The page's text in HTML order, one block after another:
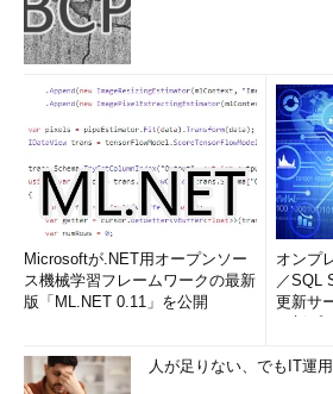
■手順3――WU／MU関連のサービスを再
SoftwareDistributionフォルダをリネー
とBITSのサービスを開始する。それには
ーの（4）［サービスの開始］ボタンを
マンド・プロンプトの場合は以下のとお
net start bits
net start wuauserv
なお、セーフモードで
これらのサービスは開始されるので上記
Microsoftが.NET用オープンソー
ス機械学習フレームワークの最新
版「ML.NET 0.11」を公開
オンプ
／SQL
更新サ
人が足りない、でもIT運